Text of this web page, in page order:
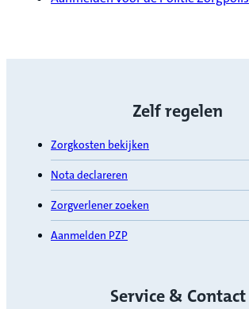
Zelf regelen
Zorgkosten bekijken
Nota declareren
Zorgverlener zoeken
Aanmelden PZP
Service & Contact